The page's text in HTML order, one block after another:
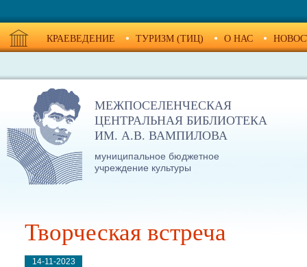
КРАЕВЕДЕНИЕ ТУРИЗМ (ТИЦ) О НАС
МЕЖПОСЕЛЕНЧЕСКАЯ
ЦЕНТРАЛЬНАЯ БИБЛИОТЕКА
ИМ. А.В. ВАМПИЛОВА
муниципальное бюджетное
учреждение культуры
Творческая встреча
14-11-2023